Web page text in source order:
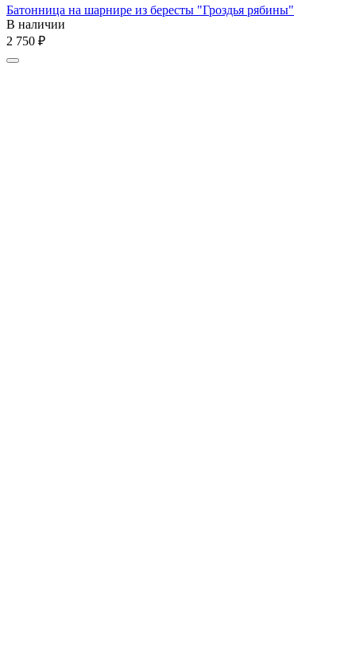
Батонница на шарнире из бересты "Гроздья рябины"
В наличии
2 750 ₽